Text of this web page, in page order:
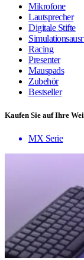
Mikrofone
Lautsprecher
Digitale Stifte
Racing
Presenter
Mauspads
Zubehör
Bestseller
Kaufen Sie auf Ihre
MX Serie